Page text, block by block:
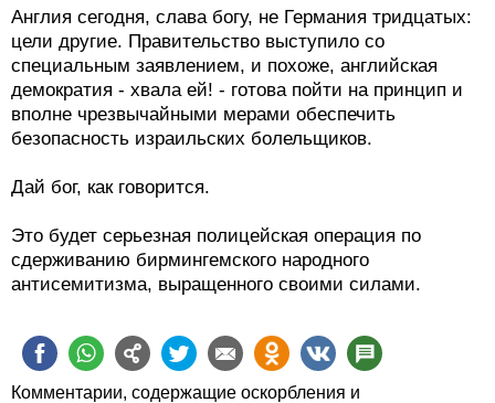
Англия сегодня, слава богу, не Германия тридцатых:
цели другие. Правительство выступило со
специальным заявлением, и похоже, английская
демократия - хвала ей! - готова пойти на принцип и
вполне чрезвычайными мерами обеспечить
безопасность израильских болельщиков.
Дай бог, как говорится.
Это будет серьезная полицейская операция по
сдерживанию бирмингемского народного
антисемитизма, выращенного своими силами.
Комментарии, содержащие оскорбления и